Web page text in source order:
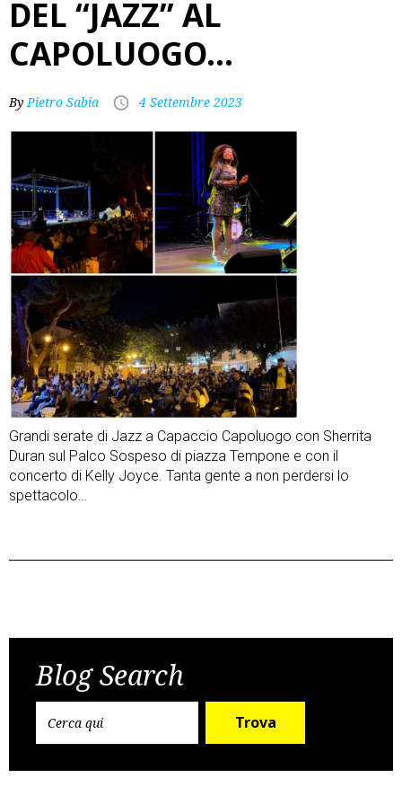
DEL “JAZZ” AL
CAPOLUOGO…
ByPietro Sabia 4 Settembre 2023
Grandi serate di Jazz a Capaccio Capoluogo con Sherrita
Duran sul Palco Sospeso di piazza Tempone e con il
concerto di Kelly Joyce. Tanta gente a non perdersi lo
spettacolo…
navigation
Blog Search
Trova